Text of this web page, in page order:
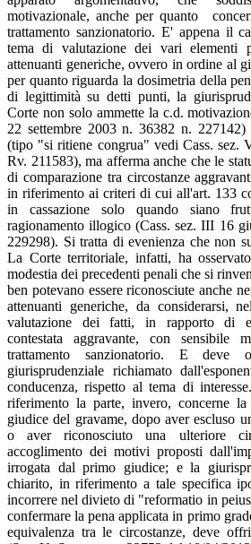
motivazionale, anche per quanto
trattamento sanzionatorio. E' appena il
tema di valutazione dei vari elementi
attenuanti generiche, ovvero in ordine al
per quanto riguarda la dosimetria della
di legittimità su detti punti, la
Corte non solo ammette la c.d.
22 settembre 2003 n. 36382 n.
(tipo "si ritiene congrua" vedi Cass. sez.
Rv. 211583), ma afferma anche che le
di comparazione tra circostanze
in riferimento ai criteri di cui all'art. 133
in cassazione solo quando siano
ragionamento illogico (Cass. sez. III 16
229298). Si tratta di evenienza che non
La Corte territoriale, infatti, ha
modestia dei precedenti penali che si
ben potevano essere riconosciute anche
attenuanti generiche, da considerarsi,
valutazione dei fatti, in rapporto di
contestata aggravante, con sensibile
trattamento sanzionatorio. E deve
giurisprudenziale richiamato
conducenza, rispetto al tema di
riferimento la parte, invero, concerne
giudice del gravame, dopo aver escluso
o aver riconosciuto una ulteriore
accoglimento dei motivi proposti
irrogata dal primo giudice; e la
chiarito, in riferimento a tale specifica
incorrere nel divieto di "reformatio in
confermare la pena applicata in primo
equivalenza tra le circostanze, deve